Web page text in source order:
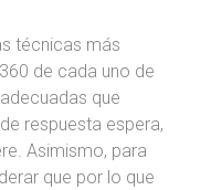
técnicas más
de cada uno de
que
respuesta espera,
Asimismo, para
que por lo que